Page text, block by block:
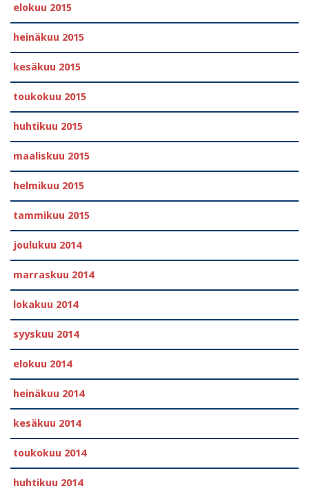
elokuu 2015
heinäkuu 2015
kesäkuu 2015
toukokuu 2015
huhtikuu 2015
maaliskuu 2015
helmikuu 2015
tammikuu 2015
joulukuu 2014
marraskuu 2014
lokakuu 2014
syyskuu 2014
elokuu 2014
heinäkuu 2014
kesäkuu 2014
toukokuu 2014
huhtikuu 2014